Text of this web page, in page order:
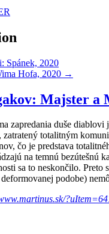
Spánek, 2020
Hofa, 2020 →
Majster a
zapredania duše
totalitným
čo je predstava
na temnú bezútešnú
sa to neskončilo.
podobe)